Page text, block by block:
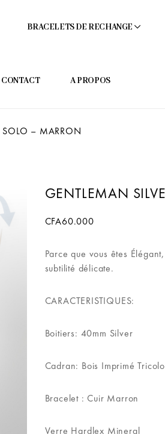
BRACELETS DE RECHANGE
CONTACT A PROPOS
SOLO – MARRON
GENTLEMAN
CFA60.000
Parce que vous êtes
subtilité délicate.
CARACTERISTIQUES:
Boitiers: 40mm Silver
Cadran: Bois Imprimé
Bracelet : Cuir Marron
Verre Hardlex Mineral